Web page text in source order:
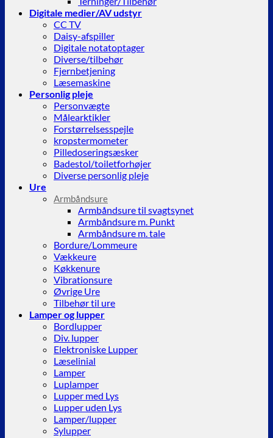
Digitale medier/AV udstyr
CC TV
Daisy-afspiller
Digitale notatoptager
Diverse/tilbehør
Fjernbetjening
Læsemaskine
Personlig pleje
Personvægte
Målearktikler
Forstørrelsesspejle
kropstermometer
Pilledoseringsæsker
Badestol/toiletforhøjer
Diverse personlig pleje
Ure
Armbåndsure
Armbåndsure til svagtsynet
Armbåndsure m. Punkt
Armbåndsure m. tale
Bordure/Lommeure
Vækkeure
Køkkenure
Vibrationsure
Øvrige Ure
Tilbehør til ure
Lamper og lupper
Bordlupper
Div. lupper
Elektroniske Lupper
Læselinial
Lamper
Luplamper
Lupper med Lys
Lupper uden Lys
Lamper/lupper
Sylupper